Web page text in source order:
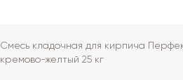
Смесь кладочная для кирпича
кремово-желтый 25 кг